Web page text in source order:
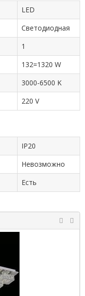
LED
Cветодиодная
1
132=1320 W
3000-6500 K
220 V
IP20
Невозможно
Есть